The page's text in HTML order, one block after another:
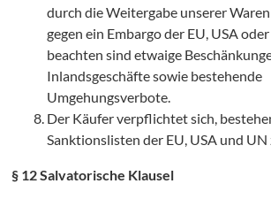
durch die Weitergabe unserer
gegen ein Embargo der EU, USA
beachten sind etwaige
Inlandsgeschäfte sowie bestehende
Umgehungsverbote.
Der Käufer verpflichtet sich,
Sanktionslisten der EU, USA und UN
§ 12 Salvatorische Klausel